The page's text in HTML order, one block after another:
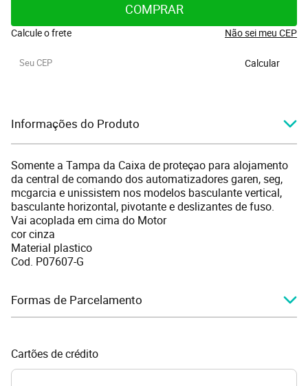
COMPRAR
Calcule o frete Não sei meu CEP
Calcular
Informações do Produto
Somente a Tampa da Caixa de proteçao para alojamento
da central de comando dos automatizadores garen, seg,
mcgarcia e unissistem nos modelos basculante vertical,
basculante horizontal, pivotante e deslizantes de fuso.
Vai acoplada em cima do Motor
cor cinza
Material plastico
Cod. P07607-G
Formas de Parcelamento
Cartões de crédito